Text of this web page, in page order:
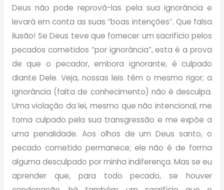
Deus não pode reprová-las pela sua ignorância e
levará em conta as suas “boas intenções”. Que falsa
ilusão! Se Deus teve que fornecer um sacrifício pelos
pecados cometidos “por ignorância”, esta é a prova
de que o pecador, embora ignorante, é culpado
diante Dele. Veja, nossas leis têm o mesmo rigor; a
ignorância (falta de conhecimento) não é desculpa.
Uma violação da lei, mesmo que não intencional, me
torna culpado pela sua transgressão e me expõe a
uma penalidade. Aos olhos de um Deus santo, o
pecado cometido permanece; ele não é de forma
alguma desculpado por minha indiferença. Mas se eu
aprender que, para todo pecado, se houver